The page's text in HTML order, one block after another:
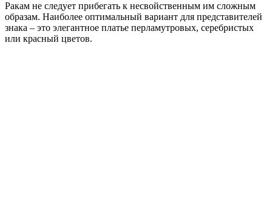
Ракам не следует прибегать к несвойственным им сложным
образам. Наиболее оптимальный вариант для представителей
знака – это элегантное платье перламутровых, серебристых
или красный цветов.